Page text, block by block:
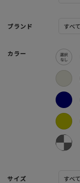
ブランド
カラー
サイズ